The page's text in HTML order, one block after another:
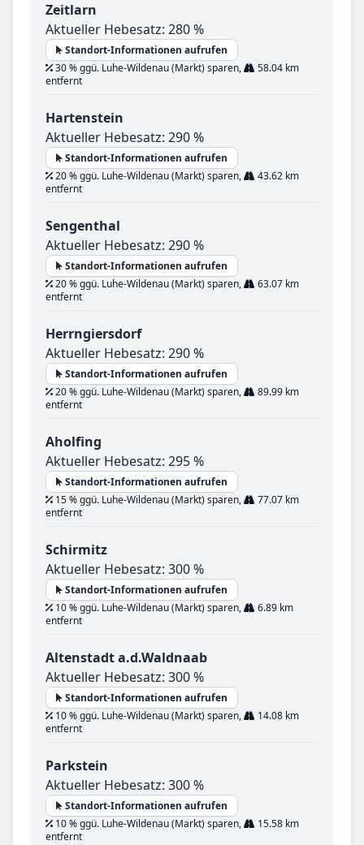
Zeitlarn
Aktueller Hebesatz: 280 %
Standort-Informationen aufrufen
30 % ggü. Luhe-Wildenau (Markt) sparen,
58.04 km
entfernt
Hartenstein
Aktueller Hebesatz: 290 %
Standort-Informationen aufrufen
20 % ggü. Luhe-Wildenau (Markt) sparen,
43.62 km
entfernt
Sengenthal
Aktueller Hebesatz: 290 %
Standort-Informationen aufrufen
20 % ggü. Luhe-Wildenau (Markt) sparen,
63.07 km
entfernt
Herrngiersdorf
Aktueller Hebesatz: 290 %
Standort-Informationen aufrufen
20 % ggü. Luhe-Wildenau (Markt) sparen,
89.99 km
entfernt
Aholfing
Aktueller Hebesatz: 295 %
Standort-Informationen aufrufen
15 % ggü. Luhe-Wildenau (Markt) sparen,
77.07 km
entfernt
Schirmitz
Aktueller Hebesatz: 300 %
Standort-Informationen aufrufen
10 % ggü. Luhe-Wildenau (Markt) sparen,
6.89 km
entfernt
Altenstadt a.d.Waldnaab
Aktueller Hebesatz: 300 %
Standort-Informationen aufrufen
10 % ggü. Luhe-Wildenau (Markt) sparen,
14.08 km
entfernt
Parkstein
Aktueller Hebesatz: 300 %
Standort-Informationen aufrufen
10 % ggü. Luhe-Wildenau (Markt) sparen,
15.58 km
entfernt